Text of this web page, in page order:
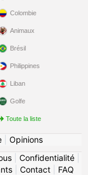
Colombie
Animaux
Brésil
Philippines
Liban
Golfe
Toute la liste
| Opinions
Confidentialité
| Contact| FAQ